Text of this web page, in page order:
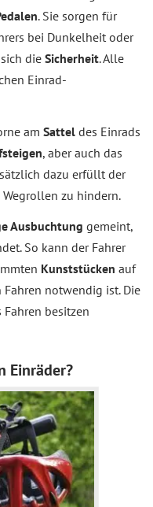
. Sie sorgen für
bei Dunkelheit oder
die Sicherheit. Alle
Einrad-
am Sattel des Einrads
, aber auch das
dazu erfüllt der
zu hindern.
Ausbuchtung gemeint,
So kann der Fahrer
Kunststücken auf
notwendig ist. Die
besitzen
Einräder?